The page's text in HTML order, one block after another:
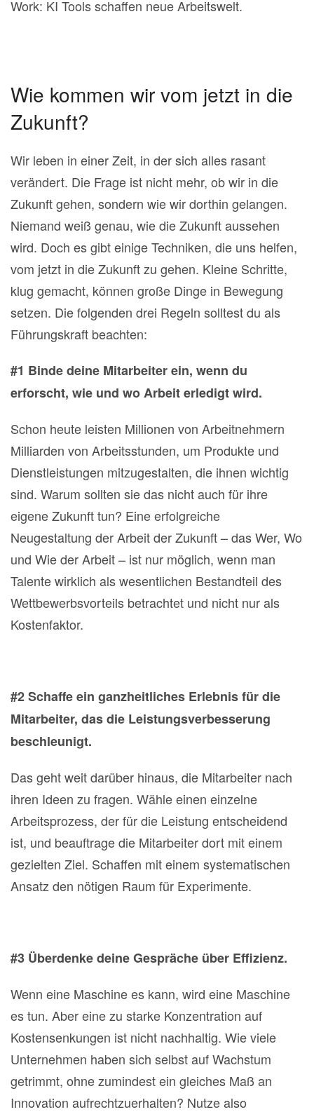
Work: KI Tools schaffen neue Arbeitswelt.
Wie kommen wir vom jetzt in die
Zukunft?
Wir leben in einer Zeit, in der sich alles rasant
verändert. Die Frage ist nicht mehr, ob wir in die
Zukunft gehen, sondern wie wir dorthin gelangen.
Niemand weiß genau, wie die Zukunft aussehen
wird. Doch es gibt einige Techniken, die uns helfen,
vom jetzt in die Zukunft zu gehen. Kleine Schritte,
klug gemacht, können große Dinge in Bewegung
setzen. Die folgenden drei Regeln solltest du als
Führungskraft beachten:
#1 Binde deine Mitarbeiter ein, wenn du
erforscht, wie und wo Arbeit erledigt wird.
Schon heute leisten Millionen von Arbeitnehmern
Milliarden von Arbeitsstunden, um Produkte und
Dienstleistungen mitzugestalten, die ihnen wichtig
sind. Warum sollten sie das nicht auch für ihre
eigene Zukunft tun? Eine erfolgreiche
Neugestaltung der Arbeit der Zukunft – das Wer, Wo
und Wie der Arbeit – ist nur möglich, wenn man
Talente wirklich als wesentlichen Bestandteil des
Wettbewerbsvorteils betrachtet und nicht nur als
Kostenfaktor.
#2 Schaffe ein ganzheitliches Erlebnis für die
Mitarbeiter, das die Leistungsverbesserung
beschleunigt.
Das geht weit darüber hinaus, die Mitarbeiter nach
ihren Ideen zu fragen. Wähle einen einzelne
Arbeitsprozess, der für die Leistung entscheidend
ist, und beauftrage die Mitarbeiter dort mit einem
gezielten Ziel. Schaffen mit einem systematischen
Ansatz den nötigen Raum für Experimente.
#3 Überdenke deine Gespräche über Effizienz.
Wenn eine Maschine es kann, wird eine Maschine
es tun. Aber eine zu starke Konzentration auf
Kostensenkungen ist nicht nachhaltig. Wie viele
Unternehmen haben sich selbst auf Wachstum
getrimmt, ohne zumindest ein gleiches Maß an
Innovation aufrechtzuerhalten? Nutze also